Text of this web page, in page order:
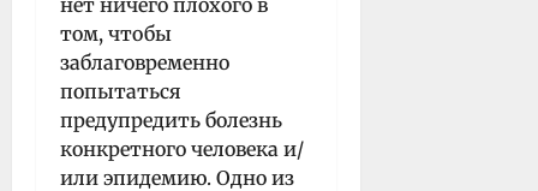
том, чтобы
заблаговременно
попытаться
предупредить болезнь
конкретного человека и/
или эпидемию. Одно из